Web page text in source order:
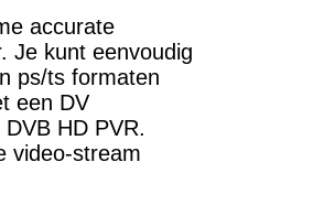
accurate
Je kunt eenvoudig
ps/ts formaten
een DV
HD PVR.
video-stream